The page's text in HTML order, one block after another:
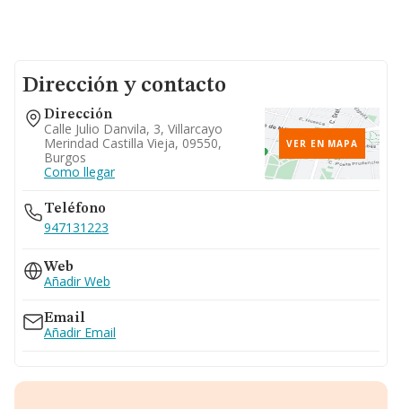
Dirección y contacto
Dirección
Calle Julio Danvila, 3, Villarcayo
Merindad Castilla Vieja, 09550,
Burgos
Como llegar
VER EN MAPA
Teléfono
947131223
Web
Añadir Web
Email
Añadir Email